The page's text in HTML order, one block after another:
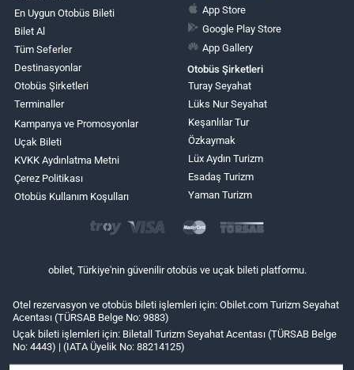
En Uygun Otobüs Bileti
Bilet Al
Tüm Seferler
Destinasyonlar
Otobüs Şirketleri
Terminaller
Kampanya ve Promosyonlar
Uçak Bileti
KVKK Aydınlatma Metni
Çerez Politikası
Otobüs Kullanım Koşulları
App Store
Google Play Store
App Gallery
Otobüs Şirketleri
Turay Seyahat
Lüks Nur Seyahat
Keşanlılar Tur
Özkaymak
Lüx Aydın Turizm
Esadaş Turizm
Yaman Turizm
obilet, Türkiye'nin güvenilir otobüs ve uçak bileti platformu.
Otel rezervasyon ve otobüs bileti işlemleri için: Obilet.com Turizm Seyahat
Acentası (TÜRSAB Belge No: 9883)
Uçak bileti işlemleri için: Biletall Turizm Seyahat Acentası (TÜRSAB Belge
No: 4443) | (IATA Üyelik No: 88214125)